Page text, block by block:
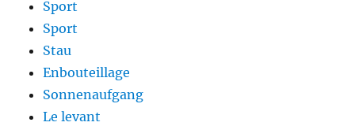
Sport
Sport
Stau
Enbouteillage
Sonnenaufgang
Le levant